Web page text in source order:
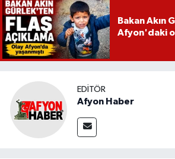
Bakan Akın
Afyon'daki
EDITÖR
Afyon Haber